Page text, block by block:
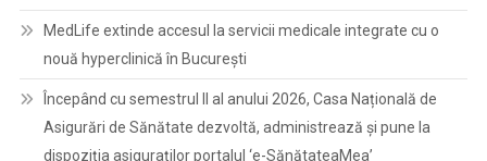
MedLife extinde accesul la servicii medicale integrate cu o
nouă hyperclinică în București
Începând cu semestrul II al anului 2026, Casa Națională de
Asigurări de Sănătate dezvoltă, administrează și pune la
dispoziția asiguraților portalul ‘e-SănătateaMea’